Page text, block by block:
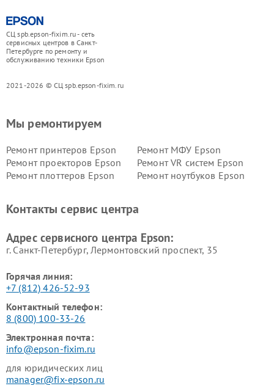
СЦ spb.epson-fixim.ru - сеть
сервисных центров в Санкт-
Петербурге по ремонту и
обслуживанию техники Epson
2021-2026 © СЦ spb.epson-fixim.ru
Мы ремонтируем
Ремонт принтеров Epson
Ремонт МФУ Epson
Ремонт проекторов Epson
Ремонт VR систем Epson
Ремонт плоттеров Epson
Ремонт ноутбуков Epson
Контакты сервис центра
Адрес сервисного центра Epson:
г. Санкт-Петербург, Лермонтовский проспект, 35
Горячая линия:
+7 (812) 426-52-93
Контактный телефон:
8 (800) 100-33-26
Электронная почта:
info@epson-fixim.ru
для юридических лиц
manager@fix-epson.ru